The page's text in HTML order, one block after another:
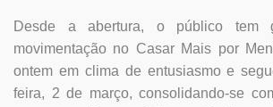
Desde a abertura, o público tem
movimentação no Casar Mais por
ontem em clima de entusiasmo e
feira, 2 de março, consolidando-se